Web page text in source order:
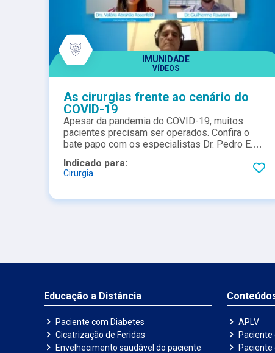
IMUNIDADE
VÍDEOS
As cirurgias frente ao cenário do
COVID-19
Apesar da pandemia do COVID-19, muitos
pacientes precisam ser operados. Confira o
bate papo com os especialistas Dr. Pedro E.
eles estão conduzindo as demandas nesta
época!
Indicado para:
Cirurgia
Educação a Distância
Paciente com Diabetes
Cicatrização de Feridas
Envelhecimento saudável do paciente
APLV
Paciente
Paciente